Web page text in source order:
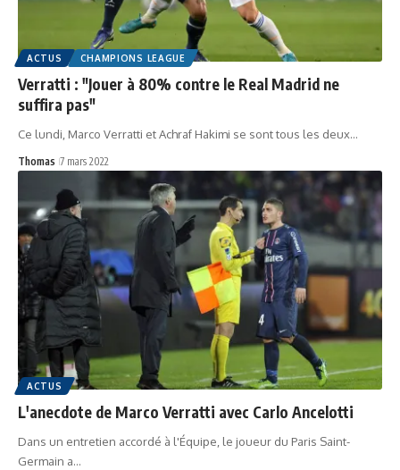
ACTUS CHAMPIONS LEAGUE
Verratti : "Jouer à 80% contre le Real Madrid ne
suffira pas"
Ce lundi, Marco Verratti et Achraf Hakimi se sont tous les deux…
Thomas 7 mars 2022
ACTUS
L'anecdote de Marco Verratti avec Carlo Ancelotti
Dans un entretien accordé à l'Équipe, le joueur du Paris Saint-
Germain a…